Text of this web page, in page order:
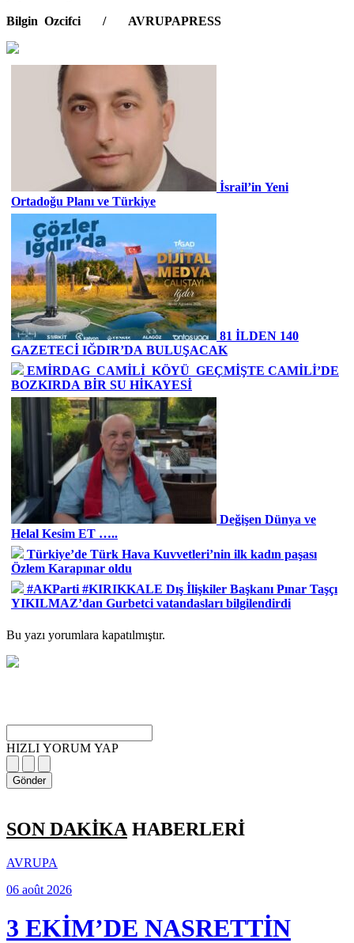
Bilgin Ozcifci / AVRUPAPRESS
İsrail’in Yeni
Ortadoğu Planı ve Türkiye
81 İLDEN 140
GAZETECİ IĞDIR’DA BULUŞACAK
EMİRDAG CAMİLİ KÖYÜ GEÇMİŞTE CAMİLİ’DE
BOZKIRDA BİR SU HİKAYESİ
Değişen Dünya ve
Helal Kesim ET …..
Türkiye’de Türk Hava Kuvvetleri’nin ilk kadın paşası
Özlem Karapınar oldu
#AKParti #KIRIKKALE Dış İlişkiler Başkanı Pınar Taşçı
YIKILMAZ’dan Gurbetci vatandasları bilgilendirdi
Bu yazı yorumlara kapatılmıştır.
HIZLI YORUM YAP
Gönder
SON DAKİKA HABERLERİ
AVRUPA
06 août 2026
3 EKİM’DE NASRETTİN